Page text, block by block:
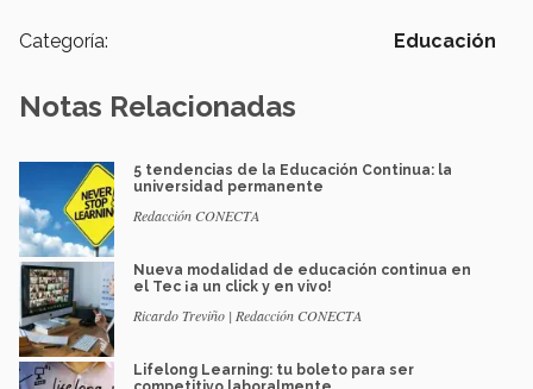
Categoría: Educación
Notas Relacionadas
5 tendencias de la Educación Continua: la
universidad permanente
Redacción CONECTA
Nueva modalidad de educación continua en
el Tec ¡a un click y en vivo!
Ricardo Treviño | Redacción CONECTA
Lifelong Learning: tu boleto para ser